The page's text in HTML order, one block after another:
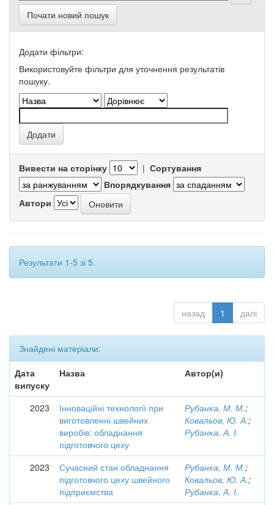
Почати новий пошук
Додати фільтри:
Використовуйте фільтри для уточнення результатів
пошуку.
Вивести на сторінку | Сортування
Впорядкування
Автори
Результати 1-5 зі 5.
назад 1 далі
Знайдені матеріали:
Дата
випуску
Назва Автор(и)
2023
Інноваційні технології при
виготовленні швейних
виробів: обладнання
підготовчого цеху
Рубанка, М. М.;
Ковальов, Ю. А.;
Рубанка, А. І.
2023
Сучасний стан обладнання
підготовчого цеху швейного
підприємства
Рубанка, М. М.;
Ковальов, Ю. А.;
Рубанка, А. І.